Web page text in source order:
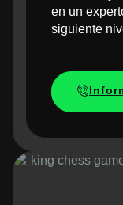
en un
siguiente